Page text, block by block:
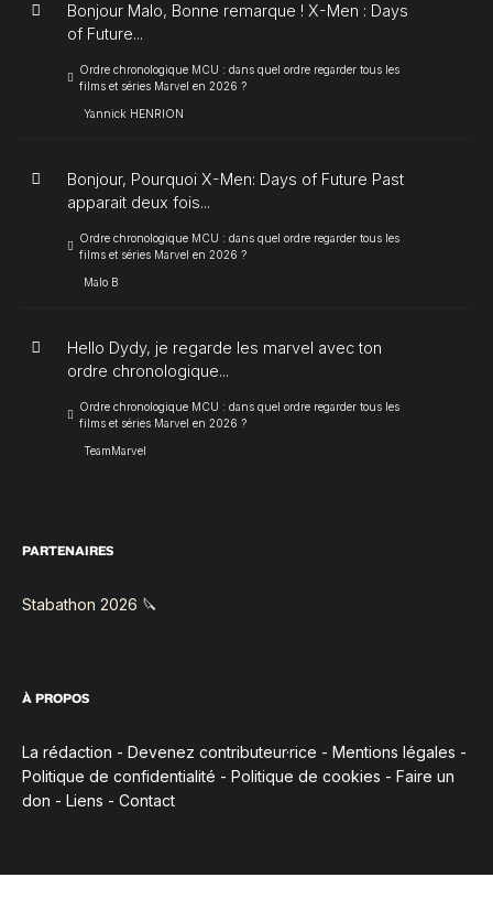
Bonjour Malo, Bonne remarque ! X-Men : Days
of Future...
Ordre chronologique MCU : dans quel ordre regarder tous les
films et séries Marvel en 2026 ?
Yannick HENRION
Bonjour, Pourquoi X-Men: Days of Future Past
apparait deux fois...
Ordre chronologique MCU : dans quel ordre regarder tous les
films et séries Marvel en 2026 ?
Malo B
Hello Dydy, je regarde les marvel avec ton
ordre chronologique...
Ordre chronologique MCU : dans quel ordre regarder tous les
films et séries Marvel en 2026 ?
TeamMarvel
PARTENAIRES
Stabathon 2026 🔪
À PROPOS
La rédaction - Devenez contributeur·rice - Mentions légales -
Politique de confidentialité - Politique de cookies - Faire un
don - Liens - Contact